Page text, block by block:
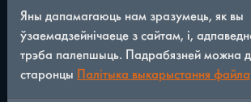
БРОД.
	ДОЎГІ БЯРЭЗШК м. лес 131, 85, 75, 69. Смешанные
леса с преобладанием березы вытянуты
БЯРЭЗШК.
Яны дапамагаюць нам зразумець, як вы
ўзаемадзейнічаеце з сайтам, і,
трэба палепшыць. Падрабязней можна
старонцы Палітыка выкарыстання